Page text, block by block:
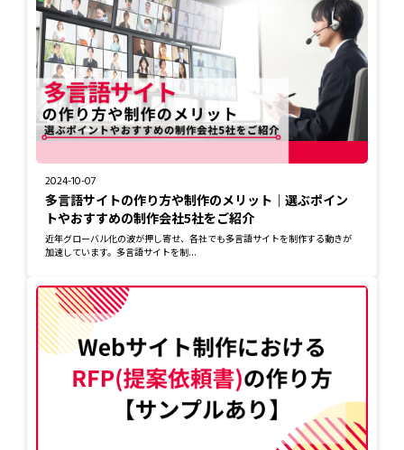
2024-10-07
多言語サイトの作り方や制作のメリット｜選ぶポイン
トやおすすめの制作会社5社をご紹介
近年グローバル化の波が押し寄せ、各社でも多言語サイトを制作する動きが
加速しています。多言語サイトを制...